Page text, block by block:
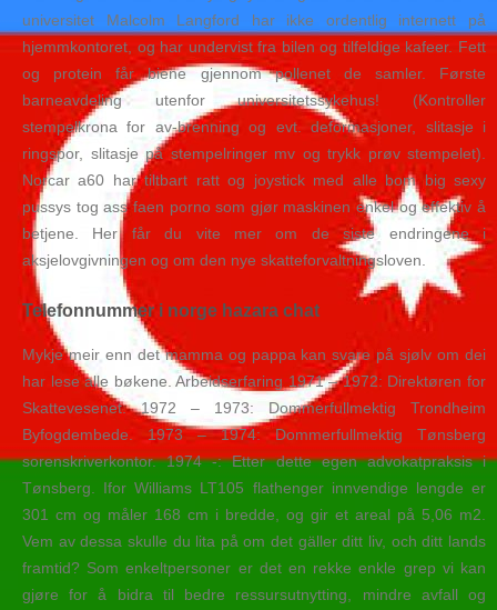
universitet Malcolm Langford har ikke ordentlig internett på
hjemmkontoret, og har undervist fra bilen og tilfeldige kafeer. Fett
og protein får biene gjennom pollenet de samler. Første
barneavdeling utenfor universitetssykehus! (Kontroller
stempelkrona for av-brenning og evt. deformasjoner, slitasje i
ringspor, slitasje på stempelringer mv og trykk prøv stempelet).
Norcar a60 har tiltbart ratt og joystick med alle bom big sexy
pussys tog ass faen porno som gjør maskinen enkel og effektiv å
betjene. Her får du vite mer om de siste endringene i
aksjelovgivningen og om den nye skatteforvaltningsloven.
Telefonnummer i norge hazara chat
Mykje meir enn det mamma og pappa kan svare på sjølv om dei
har lese alle bøkene. Arbeidserfaring 1971 – 1972: Direktøren for
Skattevesenet. 1972 – 1973: Dommerfullmektig Trondheim
Byfogdembede. 1973 – 1974: Dommerfullmektig Tønsberg
sorenskriverkontor. 1974 -: Etter dette egen advokatpraksis i
Tønsberg. Ifor Williams LT105 flathenger innvendige lengde er
301 cm og måler 168 cm i bredde, og gir et areal på 5,06 m2.
Vem av dessa skulle du lita på om det gäller ditt liv, och ditt lands
framtid? Som enkeltpersoner er det en rekke enkle grep vi kan
gjøre for å bidra til bedre ressursutnytting, mindre avfall og